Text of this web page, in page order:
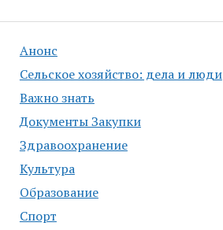
Анонс
Сельское хозяйство: дела и люди
Важно знать
Документы Закупки
Здравоохранение
Культура
Образование
Спорт